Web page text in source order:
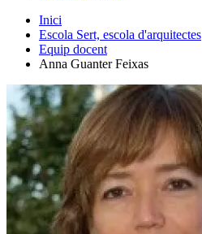
Inici
Escola Sert, escola d'arquitectes
Equip docent
Anna Guanter Feixas